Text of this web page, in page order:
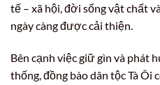
tế – xã hội, đời sống vật chất
ngày càng được cải thiện.
Bên cạnh việc giữ gìn và phát
thống, đồng bào dân tộc Tà Ôi